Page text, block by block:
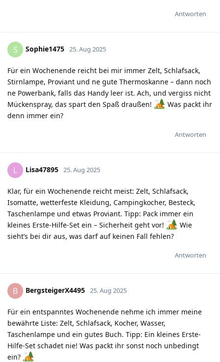
Antworten
S Sophie1475 25. Aug 2025
Für ein Wochenende reicht bei mir immer Zelt, Schlafsack,
Stirnlampe, Proviant und ne gute Thermoskanne – dann noch
ne Powerbank, falls das Handy leer ist. Ach, und vergiss nicht
Mückenspray, das spart den Spaß draußen!
Was packt ihr
denn immer ein?
Antworten
L Lisa47895 25. Aug 2025
Klar, für ein Wochenende reicht meist: Zelt, Schlafsack,
Isomatte, wetterfeste Kleidung, Campingkocher, Besteck,
Taschenlampe und etwas Proviant. Tipp: Pack immer ein
kleines Erste-Hilfe-Set ein – Sicherheit geht vor!
Wie
sieht’s bei dir aus, was darf auf keinen Fall fehlen?
Antworten
B BergsteigerX4495 25. Aug 2025
Für ein entspanntes Wochenende nehme ich immer meine
bewährte Liste: Zelt, Schlafsack, Kocher, Wasser,
Taschenlampe und ein gutes Buch. Tipp: Ein kleines Erste-
Hilfe-Set schadet nie! Was packt ihr sonst noch unbedingt
ein?